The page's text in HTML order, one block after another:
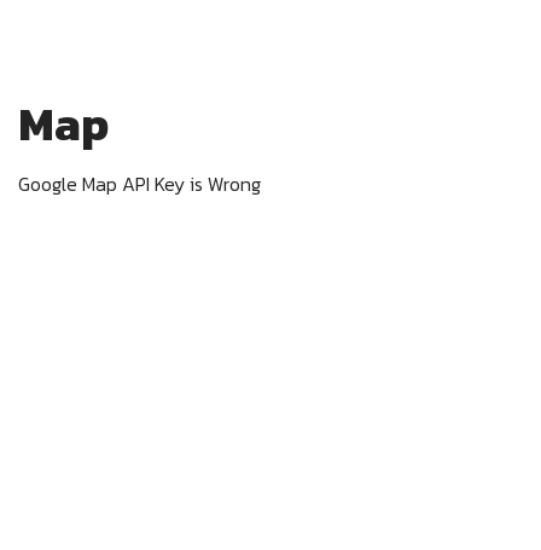
Map
Google Map API Key is Wrong